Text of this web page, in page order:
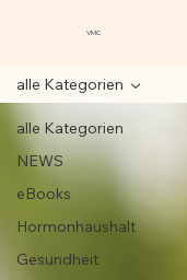
VMC
alle Kategorien
NEWS
eBooks
Hormonhaushalt
Gesundheit
alle Kategorien